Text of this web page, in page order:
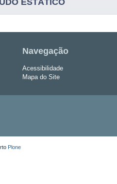
Navegação
Acessibilidade
Mapa do Site
Plone